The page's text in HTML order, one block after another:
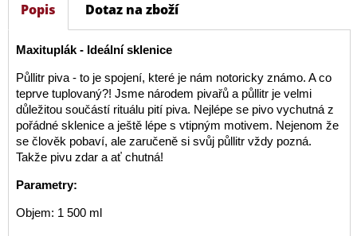
Popis Dotaz na zboží
Maxituplák - Ideální sklenice
Půllitr piva - to je spojení, které je nám notoricky známo. A co
teprve tuplovaný?! Jsme národem pivařů a půllitr je velmi
důležitou součástí rituálu pití piva. Nejlépe se pivo vychutná z
pořádné sklenice a ještě lépe s vtipným motivem. Nejenom že
se člověk pobaví, ale zaručeně si svůj půllitr vždy pozná.
Takže pivu zdar a ať chutná!
Parametry:
Objem: 1 500 ml